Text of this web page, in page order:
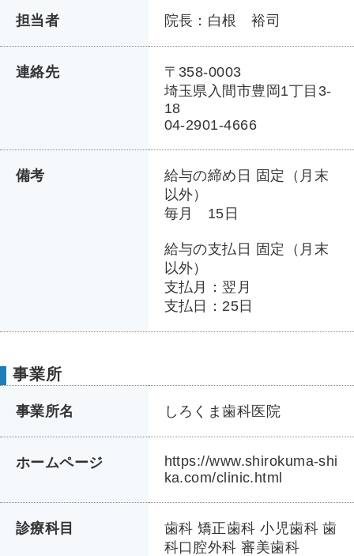
担当者 院長：白根 裕司
連絡先
〒358-0003
埼玉県入間市豊岡1丁目3-
18
04-2901-4666
備考
給与の締め日 固定（月末
以外）
毎月 15日
給与の支払日 固定（月末
以外）
支払月：翌月
支払日：25日
事業所
事業所名 しろくま歯科医院
ホームページ
https://www.shirokuma-shi
ka.com/clinic.html
診療科目
歯科 矯正歯科 小児歯科 歯
科口腔外科 審美歯科